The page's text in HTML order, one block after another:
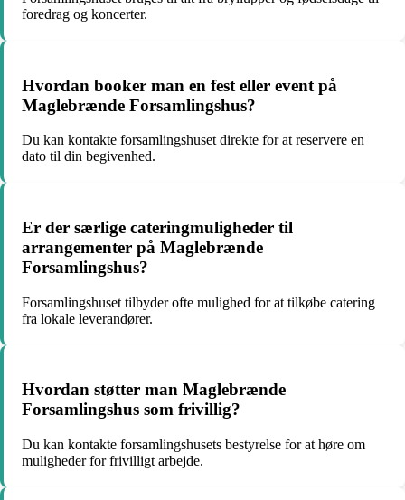
foredrag og koncerter.
Hvordan booker man en fest eller event på
Maglebrænde Forsamlingshus?
Du kan kontakte forsamlingshuset direkte for at reservere en
dato til din begivenhed.
Er der særlige cateringmuligheder til
arrangementer på Maglebrænde
Forsamlingshus?
Forsamlingshuset tilbyder ofte mulighed for at tilkøbe catering
fra lokale leverandører.
Hvordan støtter man Maglebrænde
Forsamlingshus som frivillig?
Du kan kontakte forsamlingshusets bestyrelse for at høre om
muligheder for frivilligt arbejde.